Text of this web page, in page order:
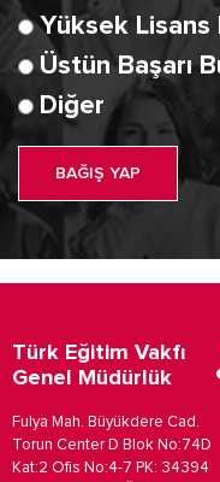
Yüksek Lisans
Üstün Başarı
Diğer
BAĞIŞ YAP
Türk Eğitim Vakfı
Genel Müdürlük
Fulya Mah. Büyükdere Cad.
Torun Center D Blok No:74D
Kat:2 Ofis No:4-7 PK: 34394